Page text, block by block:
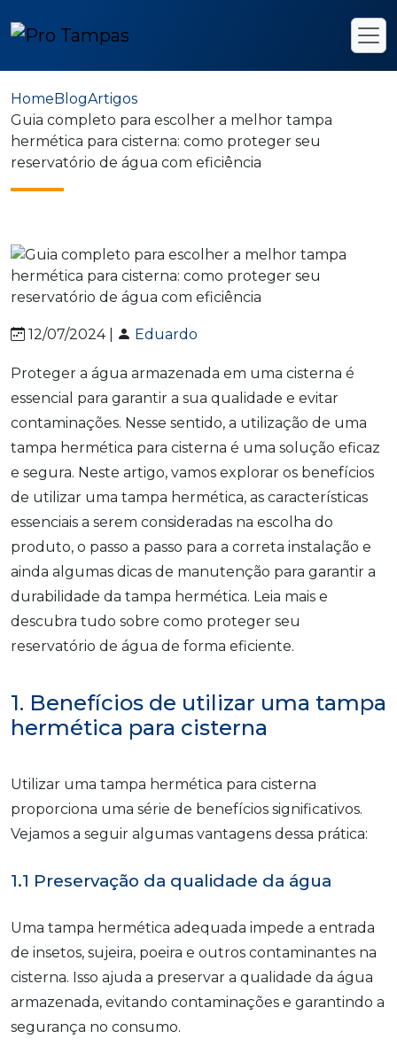
HomeBlogArtigos
Guia completo para escolher a melhor tampa
hermética para cisterna: como proteger seu
reservatório de água com eficiência
12/07/2024 | Eduardo
Proteger a água armazenada em uma cisterna é
essencial para garantir a sua qualidade e evitar
contaminações. Nesse sentido, a utilização de uma
tampa hermética para cisterna é uma solução eficaz
e segura. Neste artigo, vamos explorar os benefícios
de utilizar uma tampa hermética, as características
essenciais a serem consideradas na escolha do
produto, o passo a passo para a correta instalação e
ainda algumas dicas de manutenção para garantir a
durabilidade da tampa hermética. Leia mais e
descubra tudo sobre como proteger seu
reservatório de água de forma eficiente.
1. Benefícios de utilizar uma tampa
hermética para cisterna
Utilizar uma tampa hermética para cisterna
proporciona uma série de benefícios significativos.
Vejamos a seguir algumas vantagens dessa prática:
1.1 Preservação da qualidade da água
Uma tampa hermética adequada impede a entrada
de insetos, sujeira, poeira e outros contaminantes na
cisterna. Isso ajuda a preservar a qualidade da água
armazenada, evitando contaminações e garantindo a
segurança no consumo.